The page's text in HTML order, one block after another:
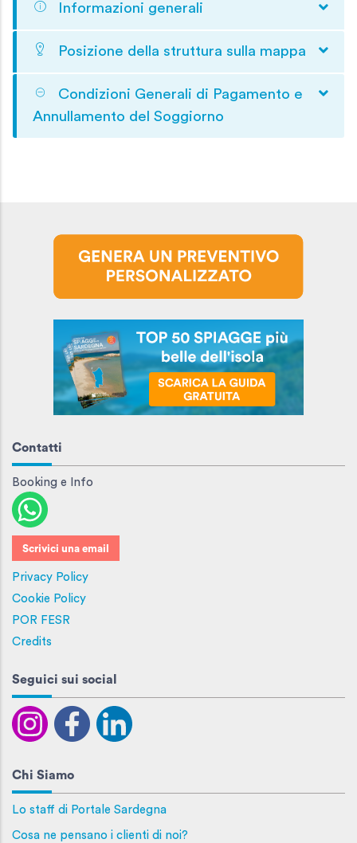
Informazioni generali
Posizione della struttura sulla mappa
Condizioni Generali di Pagamento e
Annullamento del Soggiorno
Contatti
Booking e Info
Scrivici una email
Privacy Policy
Cookie Policy
POR FESR
Credits
Seguici sui social
Chi Siamo
Lo staff di Portale Sardegna
Cosa ne pensano i clienti di noi?